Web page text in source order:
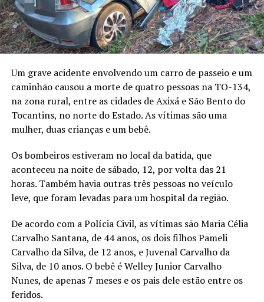
Um grave acidente envolvendo um carro de passeio e um
caminhão causou a morte de quatro pessoas na TO-134,
na zona rural, entre as cidades de Axixá e São Bento do
Tocantins, no norte do Estado. As vítimas são uma
mulher, duas crianças e um bebê.
Os bombeiros estiveram no local da batida, que
aconteceu na noite de sábado, 12, por volta das 21
horas. Também havia outras três pessoas no veículo
leve, que foram levadas para um hospital da região.
De acordo com a Polícia Civil, as vítimas são Maria Célia
Carvalho Santana, de 44 anos, os dois filhos Pameli
Carvalho da Silva, de 12 anos, e Juvenal Carvalho da
Silva, de 10 anos. O bebê é Welley Junior Carvalho
Nunes, de apenas 7 meses e os pais dele estão entre os
feridos.